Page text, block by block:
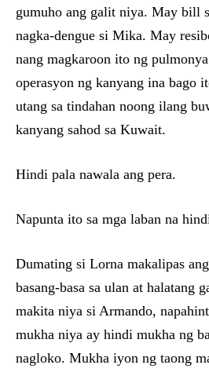
gumuho ang galit niya. May bill
nagka-dengue si Mika. May
nang magkaroon ito ng
operasyon ng kanyang ina bago
utang sa tindahan noong ilang
kanyang sahod sa Kuwait.
Hindi pala nawala ang pera.
Napunta ito sa mga laban na
Dumating si Lorna makalipas
basang-basa sa ulan at halatang
makita niya si Armando,
mukha niya ay hindi mukha ng
nagloko. Mukha iyon ng taong